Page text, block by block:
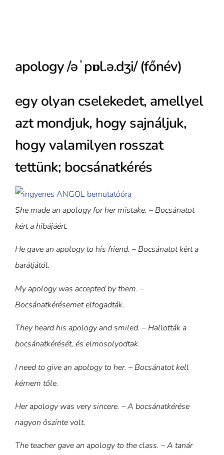
apology /əˈpɒl.ə.dʒi/ (főnév)
egy olyan cselekedet, amellyel
azt mondjuk, hogy sajnáljuk,
hogy valamilyen rosszat
tettünk; bocsánatkérés
She made an apology for her mistake. – Bocsánatot
kért a hibájáért.
He gave an apology to his friend. – Bocsánatot kért a
barátjától.
My apology was accepted by them. –
Bocsánatkérésemet elfogadták.
They heard his apology and smiled. – Hallották a
bocsánatkérését, és elmosolyodtak.
I need to give an apology to her. – Bocsánatot kell
kérnem tőle.
Her apology was very sincere. – A bocsánatkérése
nagyon őszinte volt.
The teacher gave an apology to the class. – A tanár